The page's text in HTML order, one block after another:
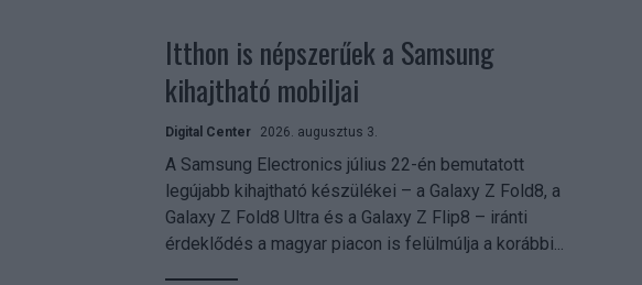
Itthon is népszerűek a Samsung
kihajtható mobiljai
Digital Center 2026. augusztus 3.
A Samsung Electronics július 22-én bemutatott
legújabb kihajtható készülékei – a Galaxy Z Fold8, a
Galaxy Z Fold8 Ultra és a Galaxy Z Flip8 – iránti
érdeklődés a magyar piacon is felülmúlja a korábbi...